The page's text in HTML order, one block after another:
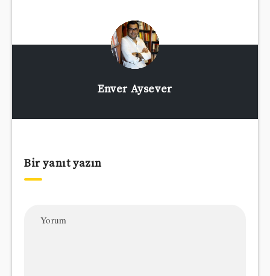
Enver Aysever
Bir yanıt yazın